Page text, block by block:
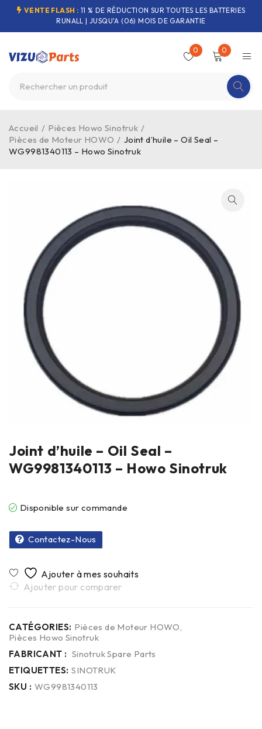
VENTE FLASH : 11 % DE RÉDUCTION SUR TOUTES LES BATTERIES
RUNALL | JUSQU'A (06) MOIS DE GARANTIE
0 0
Accueil / Pièces Howo Sinotruk /
Pièces de Moteur HOWO / Joint d’huile – Oil Seal –
WG9981340113 – Howo Sinotruk
Joint d’huile – Oil Seal –
WG9981340113 – Howo Sinotruk
Disponible sur commande
Contactez-Nous
Ajouter pour comparer
CATÉGORIES: Pièces de Moteur HOWO,
Pièces Howo Sinotruk
FABRICANT : Sinotruk Spare Parts
ETIQUETTES: SINOTRUK
SKU : WG9981340113